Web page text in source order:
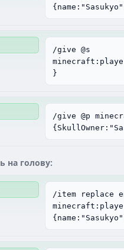
/give @s
}
/give @p
на голову:
/item replace